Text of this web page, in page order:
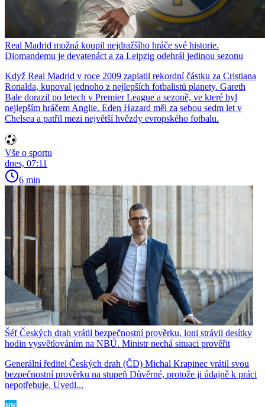
Real Madrid možná koupil nejdražšího hráče své historie.
Diomandemu je devatenáct a za Leipzig odehrál jedinou sezonu
Když Real Madrid v roce 2009 zaplatil rekordní částku za Cristiana
Ronalda, kupoval jednoho z nejlepších fotbalistů planety. Gareth
Bale dorazil po letech v Premier League a sezoně, ve které byl
nejlepším hráčem Anglie. Eden Hazard měl za sebou sedm let v
Chelsea a patřil mezi největší hvězdy evropského fotbalu.
Vše o sportu
dnes, 07:11
6 min
Šéf Českých drah vrátil bezpečnostní prověrku, loni strávil desítky
hodin vysvětlováním na NBÚ. Ministr nechá situaci prověřit
Generální ředitel Českých drah (ČD) Michal Krapinec vrátil svou
bezpečnostní prověrku na stupeň Důvěrné, protože ji údajně k práci
nepotřebuje. Uvedl...